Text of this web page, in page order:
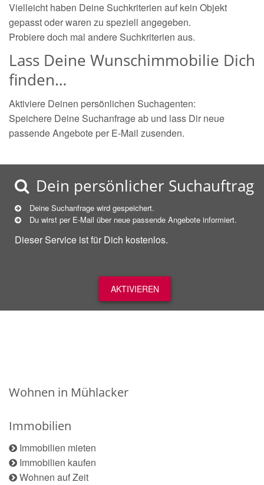
Vielleicht haben Deine Suchkriterien auf kein Objekt
gepasst oder waren zu speziell angegeben.
Probiere doch mal andere Suchkriterien aus.
Lass Deine Wunschimmobilie Dich
finden…
Aktiviere Deinen persönlichen Suchagenten:
Speichere Deine Suchanfrage ab und lass Dir neue
passende Angebote per E-Mail zusenden.
Dein persönlicher Suchauftrag
Deine Suchanfrage wird gespeichert.
Du wirst per E-Mail über neue passende Angebote informiert.
Dieser Service ist für Dich kostenlos.
AKTIVIEREN
Wohnen in Mühlacker
Immobilien
Immobilien mieten
Immobilien kaufen
Wohnen auf Zeit